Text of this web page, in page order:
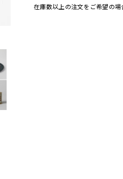
在庫数以上の注文をご希望の場